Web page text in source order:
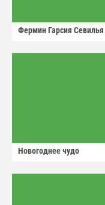
Фермин Гарсия Севилья
Новогоднее чудо